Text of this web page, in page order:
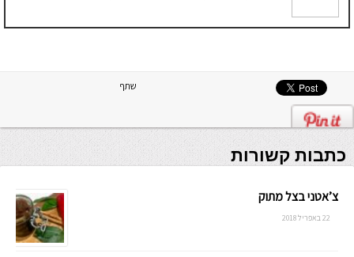
שתף
כתבות קשורות
צ’אטני בצל מתוק
22 באפריל 2018